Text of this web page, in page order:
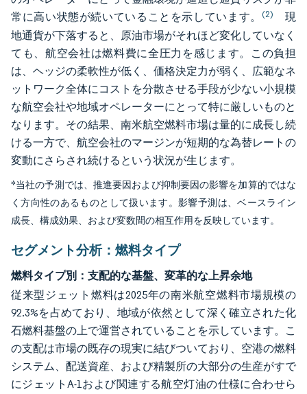
常に高い状態が続いていることを示しています。
(2)
現
地通貨が下落すると、原油市場がそれほど変化していなく
ても、航空会社は燃料費に全圧力を感じます。この負担
は、ヘッジの柔軟性が低く、価格決定力が弱く、広範なネ
ットワーク全体にコストを分散させる手段が少ない小規模
な航空会社や地域オペレーターにとって特に厳しいものと
なります。その結果、南米航空燃料市場は量的に成長し続
ける一方で、航空会社のマージンが短期的な為替レートの
変動にさらされ続けるという状況が生じます。
*当社の予測では、推進要因および抑制要因の影響を加算的ではな
く方向性のあるものとして扱います。影響予測は、ベースライン
成長、構成効果、および変数間の相互作用を反映しています。
セグメント分析：燃料タイプ
燃料タイプ別：支配的な基盤、変革的な上昇余地
従来型ジェット燃料は2025年の南米航空燃料市場規模の
92.3%を占めており、地域が依然として深く確立された化
石燃料基盤の上で運営されていることを示しています。こ
の支配は市場の既存の現実に結びついており、空港の燃料
システム、配送資産、および精製所の大部分の生産がすで
にジェットA-1および関連する航空灯油の仕様に合わせら